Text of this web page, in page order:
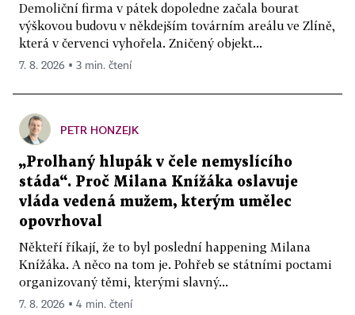
Demoliční firma v pátek dopoledne začala bourat
výškovou budovu v někdejším továrním areálu ve Zlíně,
která v červenci vyhořela. Zničený objekt...
7. 8. 2026 ▪ 3 min. čtení
PETR HONZEJK
„Prolhaný hlupák v čele nemyslícího
stáda“. Proč Milana Knížáka oslavuje
vláda vedená mužem, kterým umělec
opovrhoval
Někteří říkají, že to byl poslední happening Milana
Knížáka. A něco na tom je. Pohřeb se státními poctami
organizovaný těmi, kterými slavný...
7. 8. 2026 ▪ 4 min. čtení